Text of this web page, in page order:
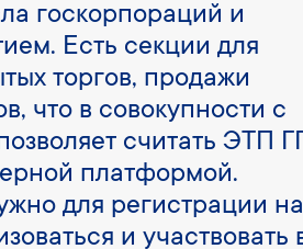
госкорпораций и
Есть секции для
торгов, продажи
что в совокупности с
считать ЭТП
платформой.
для регистрации
и участвовать